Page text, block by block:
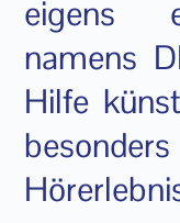
eigens
namens
Hilfe